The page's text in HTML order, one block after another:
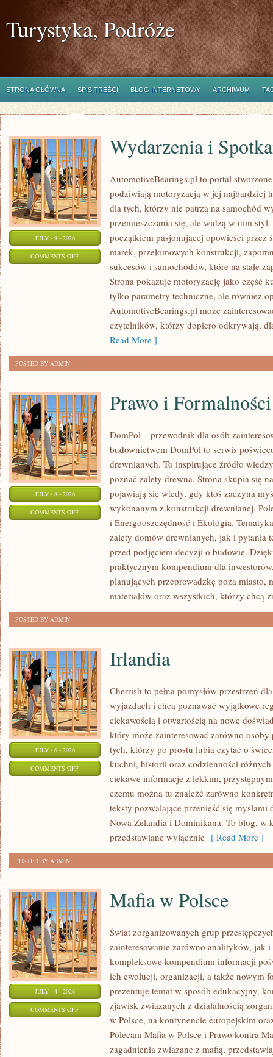
Turystyka, Podróże
STRONA GŁÓWNA SPIS TREŚCI BLOG INTERNETOWY ARCHIWUM
JULY - 9 - 2026
COMMENTS OFFON
WYDARZENIA
SPOTKANIA
KLASYKÓW
Wydarzenia i
AutomotiveBearings.pl to portal
podziwiają motoryzacją w jej najbardziej
dla tych, którzy nie patrzą na samochód
przemieszczania się, ale widzą w nim
początkiem pasjonującej opowieści przez
marek, przełomowych konstrukcji,
sukcesów i samochodów, które na stałe
Strona pokazuje motoryzację jako część
tylko parametry techniczne, ale również
AutomotiveBearings.pl może
czytelników, którzy dopiero odkrywają,
Read More ]
POSTED BY ADMIN
JULY - 8 - 2026
COMMENTS OFFON
FORMALNOŚCI
Prawo i Formalności
DomPol – przewodnik dla osób
budownictwem DomPol to serwis
drewnianych. To inspirujące źródło
poznać zalety drewna. Strona skupia się
pojawiają się wtedy, gdy ktoś zaczyna
wykonanym z konstrukcji drewnianej.
i Energooszczędność i Ekologia.
zalety domów drewnianych, jak i pytania
przed podjęciem decyzji o budowie.
praktycznym kompendium dla
planujących przeprowadzkę poza miasto,
materiałów oraz wszystkich, którzy chcą
POSTED BY ADMIN
JULY - 6 - 2026
COMMENTS OFFON
Irlandia
Cherrish to pełna pomysłów przestrzeń
wyjazdach i chcą poznawać wyjątkowe
ciekawością i otwartością na nowe
który może zainteresować zarówno
tych, którzy po prostu lubią czytać o
kuchni, historii oraz codzienności
ciekawe informacje z lekkim,
czemu można tu znaleźć zarówno
teksty pozwalające przenieść się myślami
Nowa Zelandia i Dominikana. To blog, w
przedstawiane wyłącznie [ Read More ]
POSTED BY ADMIN
JULY - 4 - 2026
COMMENTS OFFON
Mafia w Polsce
Świat zorganizowanych grup
zainteresowanie zarówno analityków, jak
kompleksowe kompendium informacji
ich ewolucji, organizacji, a także nowym
prezentuje temat w sposób edukacyjny,
zjawisk związanych z działalnością
w Polsce, na kontynencie europejskim
Polecam Mafia w Polsce i Prawo kontra
zagadnienia związane z mafią,